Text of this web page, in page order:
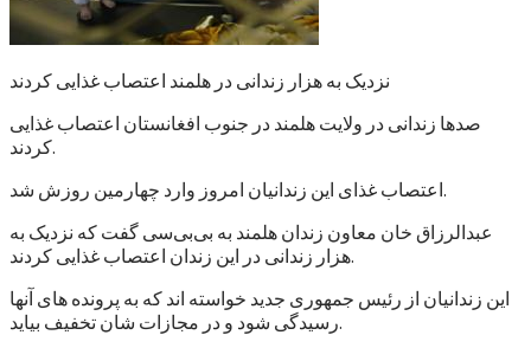
نزدیک به هزار زندانی در هلمند اعتصاب غذایی کردند
صدها زندانی در ولایت هلمند در جنوب افغانستان اعتصاب غذایی
کردند.
اعتصاب غذای این زندانیان امروز وارد چهارمین روزش شد.
عبدالرزاق خان معاون زندان هلمند به بی‌بی‌سی گفت که نزدیک به
هزار زندانی در این زندان اعتصاب غذایی کردند.
این زندانیان از رئیس جمهوری جدید خواسته اند که به پرونده های آنها
رسیدگی شود و در مجازات شان تخفیف بیاید.